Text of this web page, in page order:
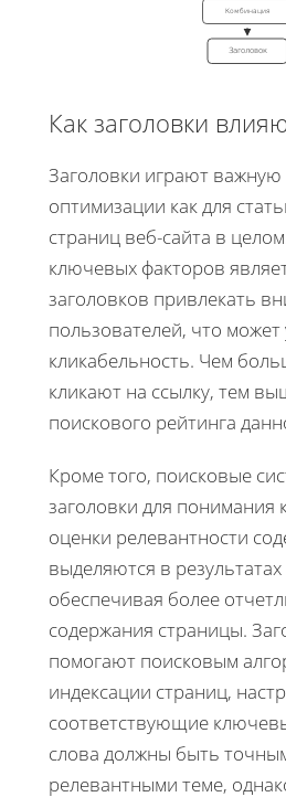
Комбинация
Заголовок
Как заголовки
Заголовки играют
оптимизации как для
страниц веб-сайта в
ключевых факторов
заголовков привлекать
пользователей, что может
кликабельность. Чем
кликают на ссылку, тем
поискового рейтинга
Кроме того, поисковые
заголовки для понимания
оценки релевантности
выделяются в результатах
обеспечивая более
содержания страницы.
помогают поисковым
индексации страниц,
соответствующие
слова должны быть
релевантными теме,